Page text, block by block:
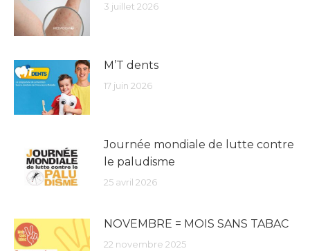
3 juillet 2026
M’T dents
17 juin 2026
Journée mondiale de lutte contre
le paludisme
25 avril 2026
NOVEMBRE = MOIS SANS TABAC
22 novembre 2025